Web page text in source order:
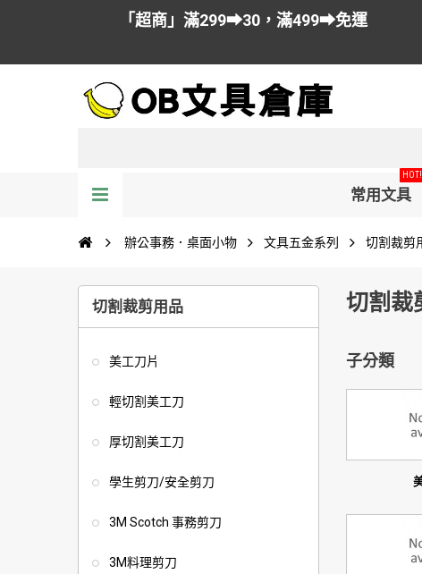
「超商」滿299➡30，滿499➡免運
常用文具
HOT!
辦公事務．桌面小物 文具五金系列 切割裁剪
切割裁剪用品
美工刀片
輕切割美工刀
厚切割美工刀
學生剪刀/安全剪刀
3M Scotch 事務剪刀
3M料理剪刀
切割裁
子分類